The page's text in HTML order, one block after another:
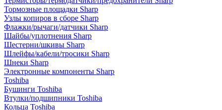
Тормозные площадки Sharp
Узлы копиров в сборе Sharp
Флажки/рычаги/датчики Sharp
Шайбы/уплотнения Sharp
Шестерни/шкивы Sharp
Шлейфы/кабели/тросики Sharp
Шнеки Sharp
Электронные компоненты Sharp
Toshiba
Бушинги Toshiba
Втулки/подшипники Toshiba
Кольца Toshiba